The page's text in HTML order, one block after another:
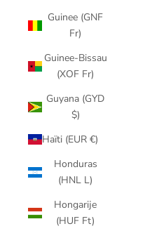
Guinee (GNF
Fr)
Guinee-Bissau
(XOF Fr)
Guyana (GYD
$)
Haïti (EUR €)
Honduras
(HNL L)
Hongarije
(HUF Ft)